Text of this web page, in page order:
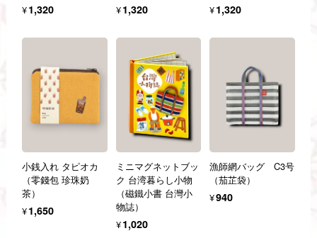
¥1,320 ¥1,320 ¥1,320
小銭入れ タピオカ
（零錢包 珍珠奶
茶）
¥1,650
ミニマグネットブッ
ク 台湾暮らし小物
（磁鐵小書 台灣小
物誌）
¥1,020
漁師網バッグ C3号
（茄芷袋）
¥940